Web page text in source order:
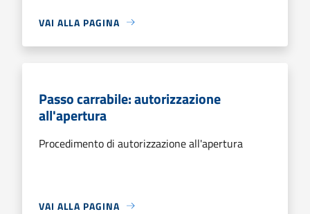
VAI ALLA PAGINA
Passo carrabile: autorizzazione
all'apertura
Procedimento di autorizzazione all'apertura
VAI ALLA PAGINA